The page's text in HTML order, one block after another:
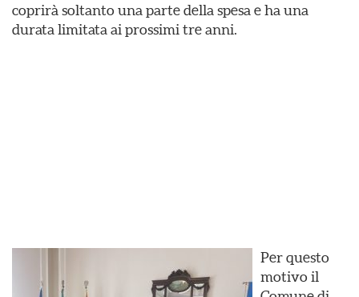
coprirà soltanto una parte della spesa e ha una
durata limitata ai prossimi tre anni.
Per questo
motivo il